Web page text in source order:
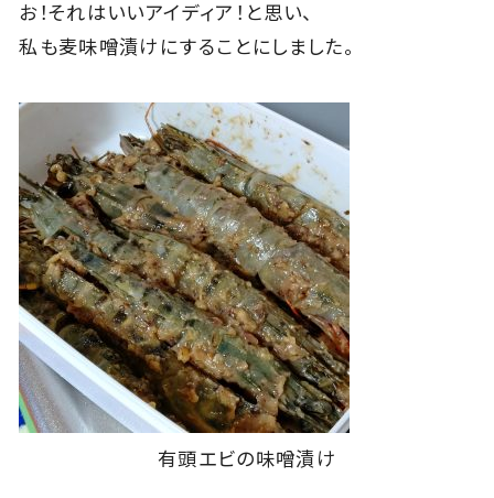
お！それはいいアイディア！と思い、
私も麦味噌漬けにすることにしました。
有頭エビの味噌漬け